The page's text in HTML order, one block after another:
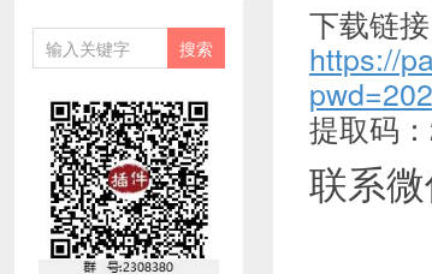
下载链接
https://
提取码
联系